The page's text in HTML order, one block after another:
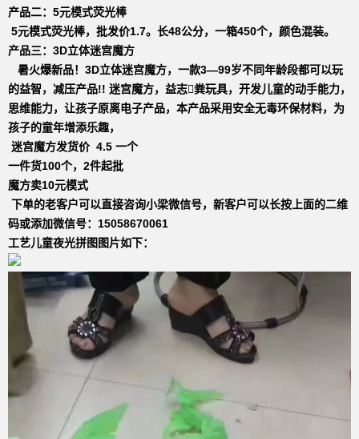
产品二：5元模式荧光棒
5元模式荧光棒，批发价1.7。长48公分，一箱450个，颜色混装。
产品三：3D立体迷宫魔方
暑火爆新品！3D立体迷宫魔方，一款3—99岁不同年龄段都可以玩
的益智，减压产品!! 迷宫魔方，益志粪玩具，开发儿童的动手能力，
思维能力，让孩子原离电子产品，本产品采用安全无毒环保材料，为
孩子的童年增添乐趣，
迷宫魔方发货价 4.5 一个
一件货100个，2件起批
魔方卖10元模式
下单的老客户可以直接咨询小梁微信号，新客户可以长按上面的二维
码或添加微信号：15058670061
工艺儿童夜光拼图图片如下：